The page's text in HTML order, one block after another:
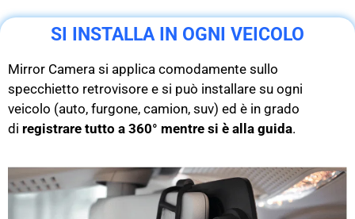
SI INSTALLA IN OGNI VEICOLO
Mirror Camera si applica comodamente sullo
specchietto retrovisore e si può installare su ogni
veicolo (auto, furgone, camion, suv) ed è in grado
di registrare tutto a 360° mentre si è alla guida.